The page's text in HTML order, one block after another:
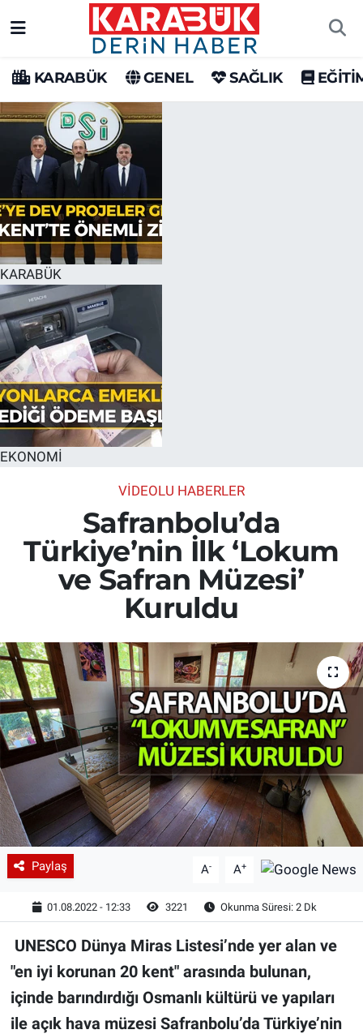
KARABÜK GENEL SAĞLIK
KARABÜK
EKONOMİ
VİDEOLU HABERLER
Safranbolu’da
Türkiye’nin İlk ‘Lokum
ve Safran Müzesi’
Kuruldu
Paylaş A- A+
01.08.2022 - 12:33 3221 Okunma Süresi: 2 Dk
UNESCO Dünya Miras Listesi’nde yer alan ve
"en iyi korunan 20 kent" arasında bulunan,
içinde barındırdığı Osmanlı kültürü ve yapıları
ile açık hava müzesi Safranbolu’da Türkiye’nin
Karabük Hava Durumu
Karabük Trafik Yoğunluk Haritası
Süper Lig Puan Durumu ve Fikstür
Tüm Manşetler
Son Dakika Haberleri
Haber Arşivi